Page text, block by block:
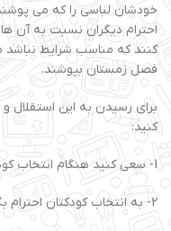
خودشان لباسی را که می
احترام دیگران نسبت به آن
کنند که مناسب شرایط نباشد
فصل زمستان بپوشند.
برای رسیدن به این استقلال
کنید:
1- سعی کنید هنگام انتخاب کودکتان واکنش منفی نشان ندهید.
2- به انتخاب کودکتان احترام بگذارید حتی اگر مطابق میل شما نباشد.